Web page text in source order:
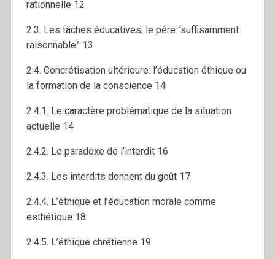
rationnelle 12
2.3. Les tâches éducatives; le père “suffisamment
raisonnable” 13
2.4. Concrétisation ultérieure: l’éducation éthique ou
la formation de la conscience 14
2.4.1. Le caractère problématique de la situation
actuelle 14
2.4.2. Le paradoxe de l’interdit 16
2.4.3. Les interdits donnent du goût 17
2.4.4. L’éthique et l’éducation morale comme
esthétique 18
2.4.5. L’éthique chrétienne 19